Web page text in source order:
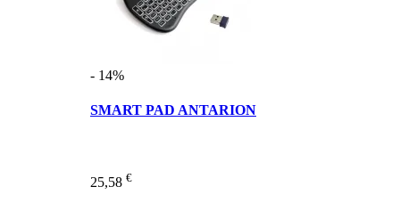
- 14%
SMART PAD ANTARION
25,58 €